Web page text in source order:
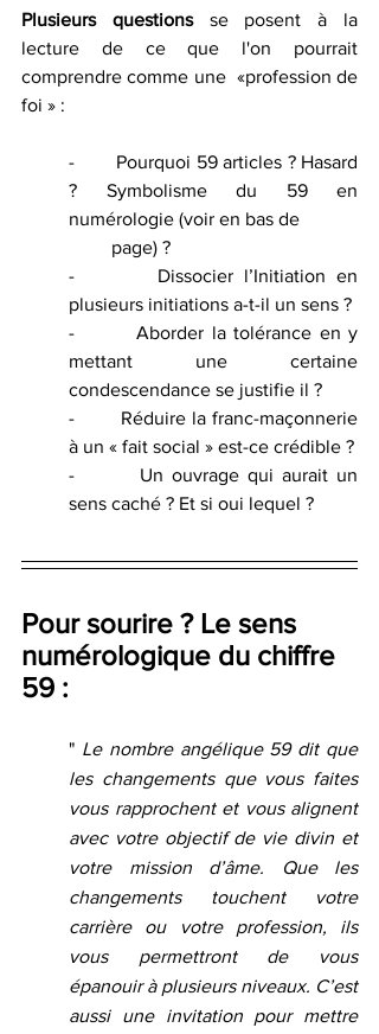
Plusieurs questions se posent à la
lecture de ce que l'on pourrait
comprendre comme une  «profession de
foi » :
-        Pourquoi 59 articles ? Hasard
? Symbolisme du 59 en
numérologie (voir en bas de
         page) ?
-        Dissocier l’Initiation en
plusieurs initiations a-t-il un sens ?
-        Aborder la tolérance en y
mettant une certaine
condescendance se justifie il ?
-        Réduire la franc-maçonnerie
à un « fait social » est-ce crédible ?
-        Un ouvrage qui aurait un
sens caché ? Et si oui lequel ?
Pour sourire ? Le sens
numérologique du chiffre
59 :
" Le nombre angélique 59 dit que
les changements que vous faites
vous rapprochent et vous alignent
avec votre objectif de vie divin et
votre mission d’âme. Que les
changements touchent votre
carrière ou votre profession, ils
vous permettront de vous
épanouir à plusieurs niveaux. C’est
aussi une invitation pour mettre